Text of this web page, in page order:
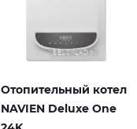
Отопительный котел
NAVIEN Deluxe One